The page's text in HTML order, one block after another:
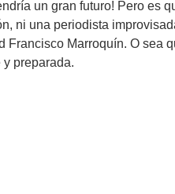
un gran futuro! Pero es
ni una periodista
Marroquín. O sea
preparada.